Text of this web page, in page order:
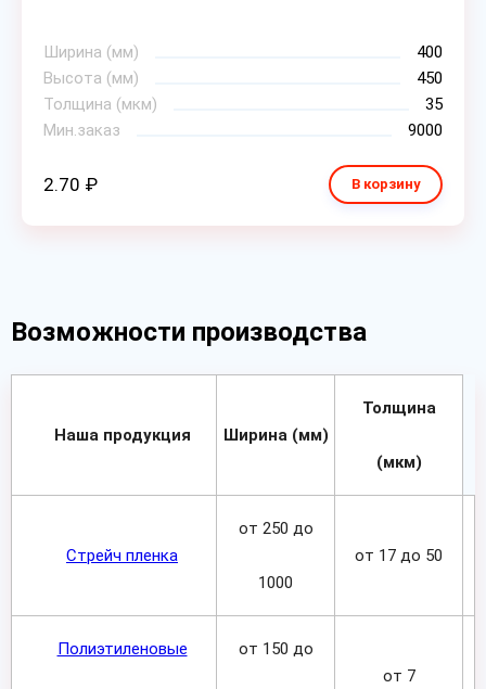
Ширина (мм)
400
Высота (мм)
450
Толщина (мкм)
35
Мин.заказ
9000
2.70 ₽ В корзину
Возможности производства
Наша продукция Ширина (мм)
Толщина
(мкм)
Стрейч пленка
от 250 до
1000
от 17 до 50
Полиэтиленовые от 150 до
от 7